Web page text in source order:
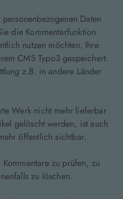
Daten
die Kommentarfunktion
nutzen möchten. Ihre
CMS Typo3 gespeichert.
z.B. in andere Länder
Werk nicht mehr lieferbar
gelöscht werden, ist auch
öffentlich sichtbar.
zu prüfen, zu
zu löschen.